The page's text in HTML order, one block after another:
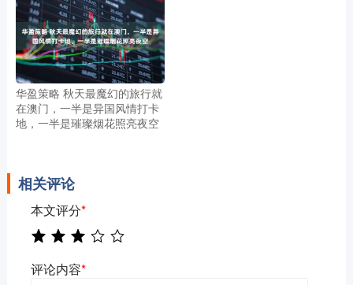
华盈策略 秋天最魔幻的旅行就
在澳门，一半是异国风情打卡
地，一半是璀璨烟花照亮夜空
相关评论
本文评分*
评论内容*